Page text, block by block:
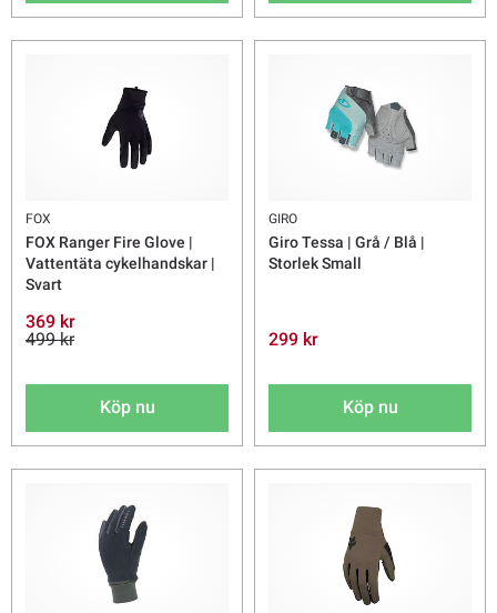
FOX
FOX Ranger Fire Glove |
Vattentäta cykelhandskar |
Svart
369 kr
499 kr
Köp nu
GIRO
Giro Tessa | Grå / Blå |
Storlek Small
299 kr
Köp nu